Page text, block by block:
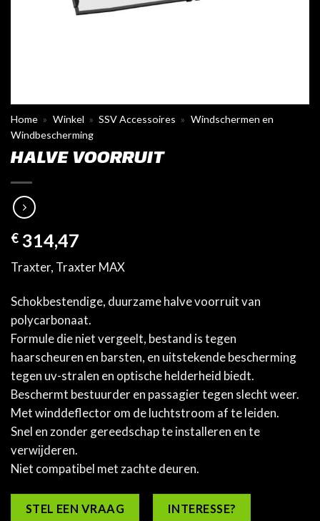
Home » Winkel » SSV Accessoires » Windschermen en
Windbescherming
HALVE VOORRUIT
€ 314,47
Traxter, Traxter MAX
Schokbestendige, duurzame halve voorruit van
polycarbonaat.
Formule die niet vergeelt, bestand is tegen
haarscheuren en barsten, en uitstekende bescherming
tegen uv-stralen en optische helderheid biedt.
Beschermt bestuurder en passagier tegen slecht weer.
Met winddeflector om de luchtstroom af te leiden.
Snel en zonder gereedschap te installeren en te
verwijderen.
Niet compatibel met zachte deuren.
STEL EEN VRAAG INTERESSE?